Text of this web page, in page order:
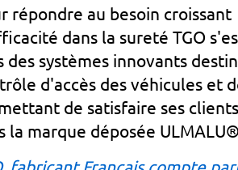
répondre au besoin croissant
dans la sureté TGO
des systèmes innovants
d'accès des véhicules et
de satisfaire ses
la marque déposée ULMALU®